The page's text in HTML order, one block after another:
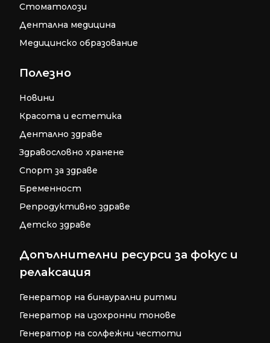
Стоматолози
Дентална медицина
Медицинско образование
Полезно
Новини
Красота и естетика
Дентално здраве
Здравословно хранене
Спорт за здраве
Бременност
Репродуктивно здраве
Детско здраве
Допълнителни ресурси за фокус и
релаксация
Генератор на бинаурални ритми
Генератор на изохронни тонове
Генератор на солфежни честоти